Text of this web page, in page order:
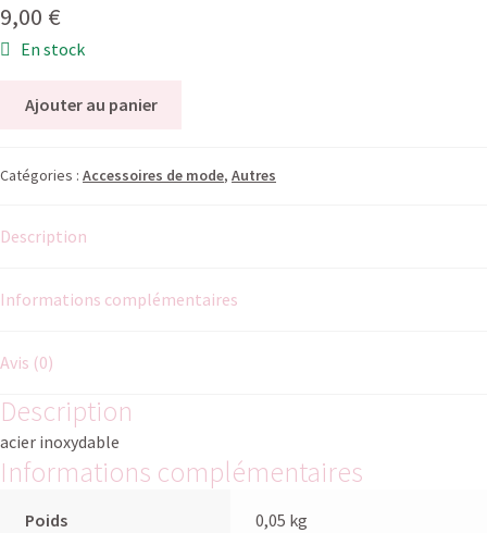
9,00 €
En stock
Ajouter au panier
Catégories : Accessoires de mode, Autres
Description
Informations complémentaires
Avis (0)
Description
acier inoxydable
Informations complémentaires
Poids 0,05 kg